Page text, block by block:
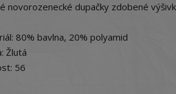
novorozenecké dupačky zdobené
80% bavlna, 20% polyamid
Žlutá
56